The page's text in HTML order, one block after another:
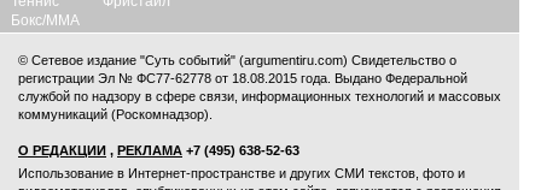
Бокс/ММА
© Сетевое издание "Суть событий" (argumentiru.com) Свидетельство о
регистрации Эл № ФС77-62778 от 18.08.2015 года. Выдано Федеральной
службой по надзору в сфере связи, информационных технологий и массовых
коммуникаций (Роскомнадзор).
О РЕДАКЦИИ , РЕКЛАМА +7 (495) 638-52-63
Использование в Интернет-пространстве и других СМИ текстов, фото и